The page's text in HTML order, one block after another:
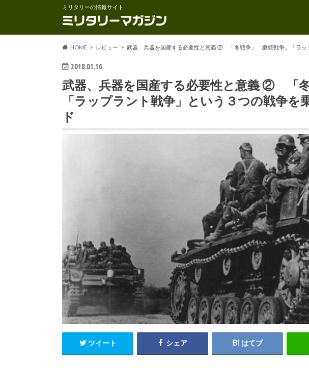
ミリタリーの情報サイト
HOME レビュー 武器、兵器を国産する必要性と意義 ② 「冬戦争」「継続戦争」「ラッ
2018.01.16
武器、兵器を国産する必要性と意義 ② 「冬
「ラップラント戦争」という３つの戦争を
ド
ツイート シェア はてブ